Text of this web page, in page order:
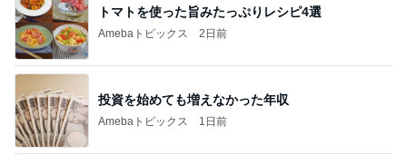
トマトを使った旨みたっぷりレシピ4選
Amebaトピックス 2日前
投資を始めても増えなかった年収
Amebaトピックス 1日前